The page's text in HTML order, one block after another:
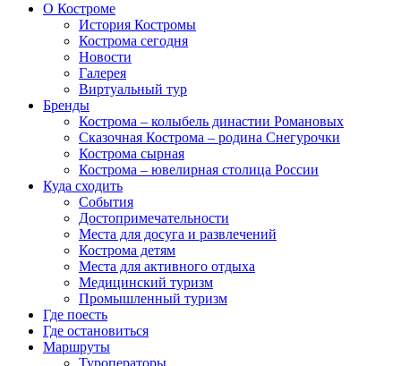
О Костроме
История Костромы
Кострома сегодня
Новости
Галерея
Виртуальный тур
Бренды
Кострома – колыбель династии Романовых
Сказочная Кострома – родина Снегурочки
Кострома сырная
Кострома – ювелирная столица России
Куда сходить
События
Достопримечательности
Места для досуга и развлечений
Кострома детям
Места для активного отдыха
Медицинский туризм
Промышленный туризм
Где поесть
Где остановиться
Маршруты
Туроператоры